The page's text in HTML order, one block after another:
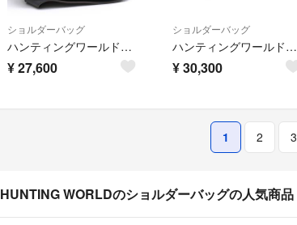
ショルダーバッグ
ハンティングワールド／HUNTING WORLD バッグ ショルダーバッグ 鞄 メンズ 男性 男性用 レザー 革 本革 グレー 灰色 STANLEY スタンリー メッセンジャーバッグ
¥27,600
ショルダーバッグ
ハンティングワールド／HUNTING WORLD バッグ ショルダーバッグ 鞄 メンズ 男性 男性用 ナイロン レザー 革 本革 ベージュ Daily Surpass Carryall M デイリーサーパス キャリーオールM メッセンジャーバッグ
¥30,300
1 2 3
HUNTING WORLDのショルダーバッグの人気商品